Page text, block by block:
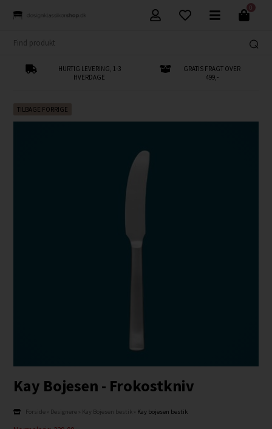
0
HURTIG LEVERING, 1-3
HVERDAGE
GRATIS FRAGT OVER
499,-
TILBAGE FORRIGE
Kay Bojesen - Frokostkniv
Forside Designere Kay Bojesen bestik Kay bojesen bestik